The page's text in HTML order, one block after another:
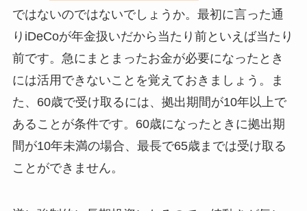
ではないのではないでしょうか。最初に言った通
りiDeCoが年金扱いだから当たり前といえば当たり
前です。急にまとまったお金が必要になったとき
には活用できないことを覚えておきましょう。ま
た、60歳で受け取るには、拠出期間が10年以上で
あることが条件です。60歳になったときに拠出期
間が10年未満の場合、最長で65歳までは受け取る
ことができません。